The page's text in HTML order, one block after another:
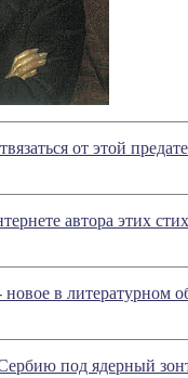
от этой
автора этих
в литературном
Сербию под ядерный